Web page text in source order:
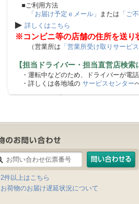
■ご利用方法
「お届け予定ｅメール」 または 「ご
▶ 詳しくはこちら
※コンビニ等の店舗の住所を送り
（営業所は 「営業所受け取りサービス
【担当ドライバー・担当直営店検索
・運転中などのため、ドライバーが電話
・詳しくは各地域の サービスセンター
2件以上はこちら
お荷物のお届け遅延状況について